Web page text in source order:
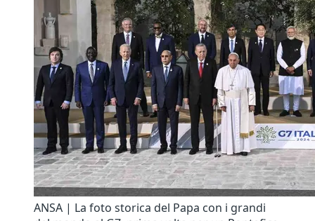
ANSA | La foto storica del Papa con i grandi